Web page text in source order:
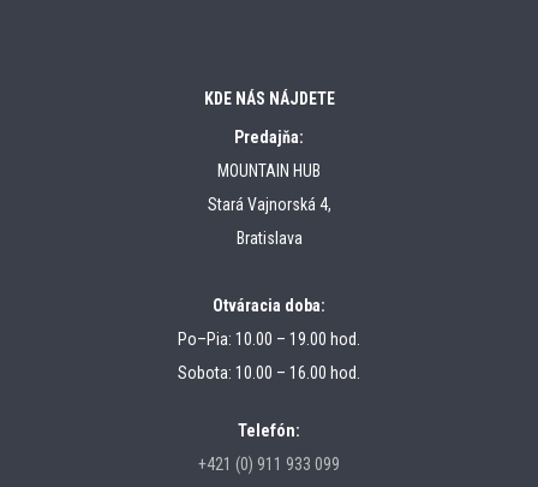
KDE NÁS NÁJDETE
Predajňa:
MOUNTAIN HUB
Stará Vajnorská 4,
Bratislava
Otváracia doba:
Po–Pia: 10.00 – 19.00 hod.
Sobota: 10.00 – 16.00 hod.
Telefón:
+421 (0) 911 933 099